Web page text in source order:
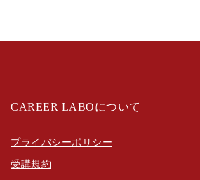
CAREER LABOについて
プライバシーポリシー
受講規約